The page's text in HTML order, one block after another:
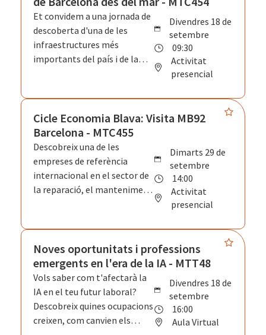
processos de selecció i les
possibilitats de
desenvolupament
professional en un entorn
Et convidem a una jornada de
descoberta d'una de les
infraestructures més
importants del país i de la
sessió expositiva i un
recorregut marítim,
descobriràs què fa l'Autoritat
Portuària de Barcelona, els
perfils professionals que hi
treballen i les oportunitats
del sector portuari.
divendres 18 de
setembre
09:30
Activitat
presencial
Cicle Economia Blava: Visita MB92
Barcelona - MTC455
Descobreix una de les
empreses de referència
internacional en el sector de
la reparació, el manteniment
MB92 Barcelona coneixeràs
una activitat estratègica de
l'Economia Blava, les seves
instal·lacions al Port de
Barcelona i les diferents
empreses i perfils
professionals que hi
dimarts 29 de
setembre
14:00
Activitat
presencial
Noves oportunitats i professions
emergents en l'era de la IA - MTT48
Vols saber com t'afectarà la
IA en el teu futur laboral?
Descobreix quines ocupacions
creixen, com canvien els
divendres 18 de
setembre
16:00
Aula Virtual